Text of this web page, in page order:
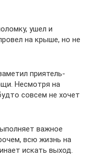
ушел и
на крыше, но не
приятель-
Несмотря на
совсем не хочет
важное
всю жизнь на
искать выход.